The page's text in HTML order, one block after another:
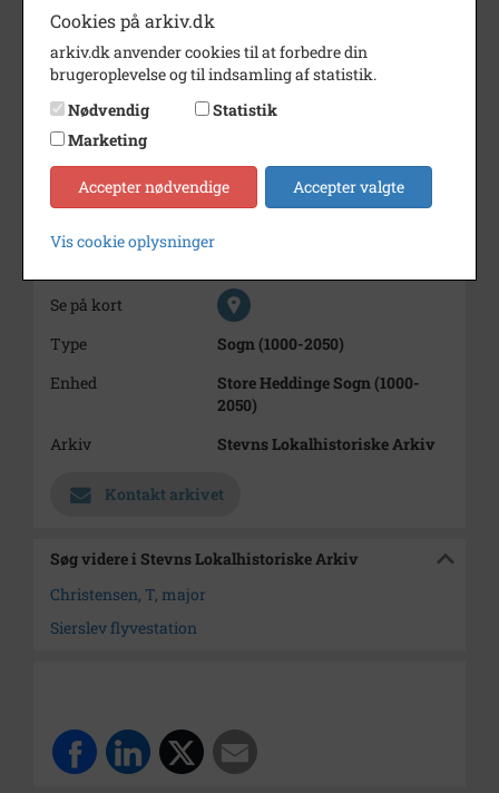
Type
Beskrivelse
Major T. Christensen foran en
Nikeraket på Flyvestation
Sierslev
Årstal
Dateringsnote
1972
Se på kort
Type
Sogn (1000-2050)
Enhed
Store Heddinge Sogn (1000-
2050)
Arkiv
Stevns Lokalhistoriske Arkiv
Kontakt arkivet
Søg videre i Stevns Lokalhistoriske Arkiv
Christensen, T, major
Sierslev flyvestation
Cookies på arkiv.dk
arkiv.dk anvender cookies til at forbedre din
brugeroplevelse og til indsamling af statistik.
Nødvendig
Statistik
Marketing
Accepter nødvendige Accepter valgte
Vis cookie oplysninger